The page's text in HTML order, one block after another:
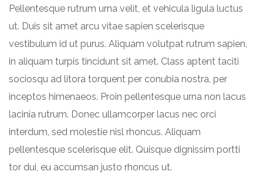
Pellentesque rutrum urna velit, et vehicula ligula luctus
ut. Duis sit amet arcu vitae sapien scelerisque
vestibulum id ut purus. Aliquam volutpat rutrum sapien,
in aliquam turpis tincidunt sit amet. Class aptent taciti
sociosqu ad litora torquent per conubia nostra, per
inceptos himenaeos. Proin pellentesque urna non lacus
lacinia rutrum. Donec ullamcorper lacus nec orci
interdum, sed molestie nisl rhoncus. Aliquam
pellentesque scelerisque elit. Quisque dignissim portti
tor dui, eu accumsan justo rhoncus ut.